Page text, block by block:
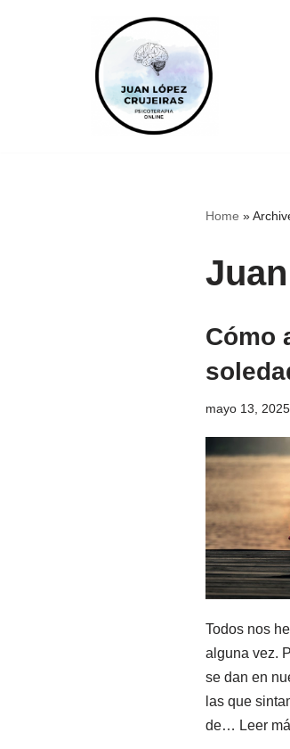
Home »
Cómo
mayo 13, 2025
Todos nos
alguna vez.
se dan en
las que
de… Leer